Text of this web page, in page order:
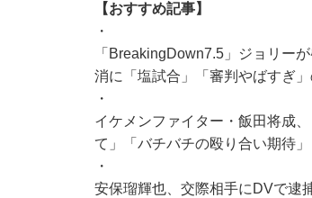
【おすすめ記事】
・
「BreakingDown7.5」ジョリー
消に「塩試合」「審判やばすぎ
・
イケメンファイター・飯田将成
て」「バチバチの殴り合い期待」
・
安保瑠輝也、交際相手にDVで逮